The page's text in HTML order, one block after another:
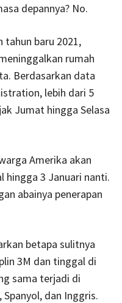
depannya? No.
tahun baru 2021,
rumah
Berdasarkan data
lebih dari 5
Jumat hingga Selasa
Amerika akan
hingga 3 Januari nanti.
abainya penerapan
betapa sulitnya
3M dan tinggal di
sama terjadi di
dan Inggris.